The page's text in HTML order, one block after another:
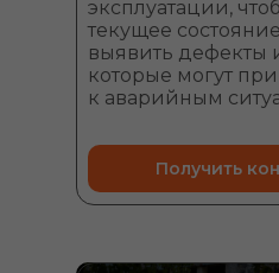
эксплуатации,
текущее
выявить дефекты
которые могут
к аварийным
Получить